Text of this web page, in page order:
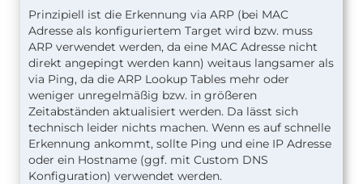
Prinzipiell ist die Erkennung via ARP (bei MAC
Adresse als konfiguriertem Target wird bzw. muss
ARP verwendet werden, da eine MAC Adresse nicht
direkt angepingt werden kann) weitaus langsamer als
via Ping, da die ARP Lookup Tables mehr oder
weniger unregelmäßig bzw. in größeren
Zeitabständen aktualisiert werden. Da lässt sich
technisch leider nichts machen. Wenn es auf schnelle
Erkennung ankommt, sollte Ping und eine IP Adresse
oder ein Hostname (ggf. mit Custom DNS
Konfiguration) verwendet werden.